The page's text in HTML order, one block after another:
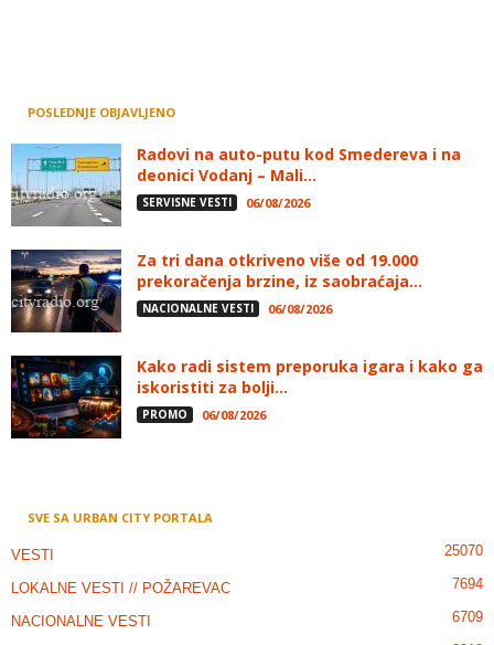
POSLEDNJE OBJAVLJENO
Radovi na auto-putu kod Smedereva i na
deonici Vodanj – Mali...
SERVISNE VESTI 06/08/2026
Za tri dana otkriveno više od 19.000
prekoračenja brzine, iz saobraćaja...
NACIONALNE VESTI 06/08/2026
Kako radi sistem preporuka igara i kako ga
iskoristiti za bolji...
PROMO 06/08/2026
SVE SA URBAN CITY PORTALA
VESTI 25070
LOKALNE VESTI // POŽAREVAC 7694
NACIONALNE VESTI
6709